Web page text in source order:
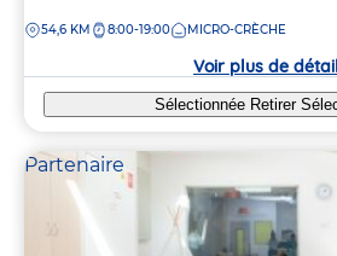
la
DISTANCE
54,6 KM 8:00-19:00 MICRO-CRÈCHE
Voir plus de
Sélectionnée Retirer
Partenaire